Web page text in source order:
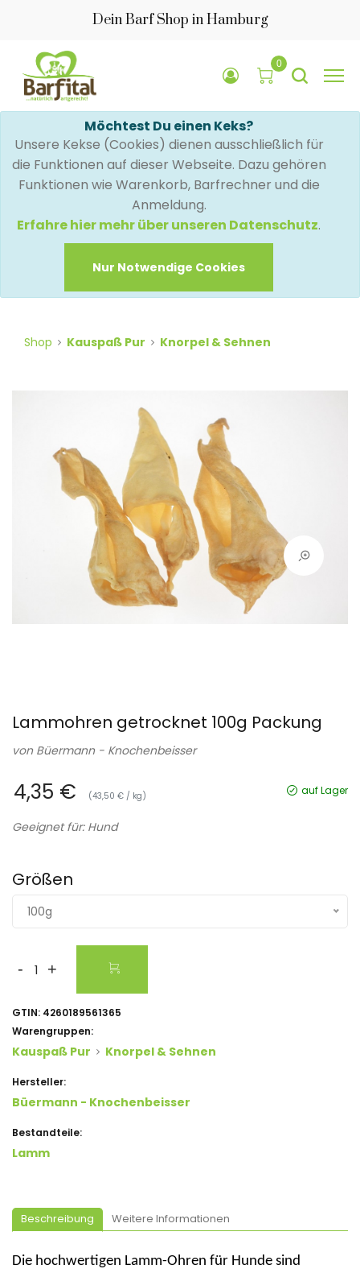
Dein Barf Shop in Hamburg
0
Möchtest Du einen Keks?
Unsere Kekse (Cookies) dienen ausschließlich für
die Funktionen auf dieser Webseite. Dazu gehören
Funktionen wie Warenkorb, Barfrechner und die
Anmeldung.
Erfahre hier mehr über unseren Datenschutz.
Nur Notwendige Cookies
Shop Kauspaß Pur Knorpel & Sehnen
Lammohren getrocknet 100g Packung
von Büermann - Knochenbeisser
4,35 € (43,50 € / kg) auf Lager
Geeignet für: Hund
Größen
100g
- +
GTIN: 4260189561365
Warengruppen:
Kauspaß Pur Knorpel & Sehnen
Hersteller:
Büermann - Knochenbeisser
Bestandteile:
Lamm
Beschreibung Weitere Informationen
Die hochwertigen Lamm-Ohren für Hunde sind